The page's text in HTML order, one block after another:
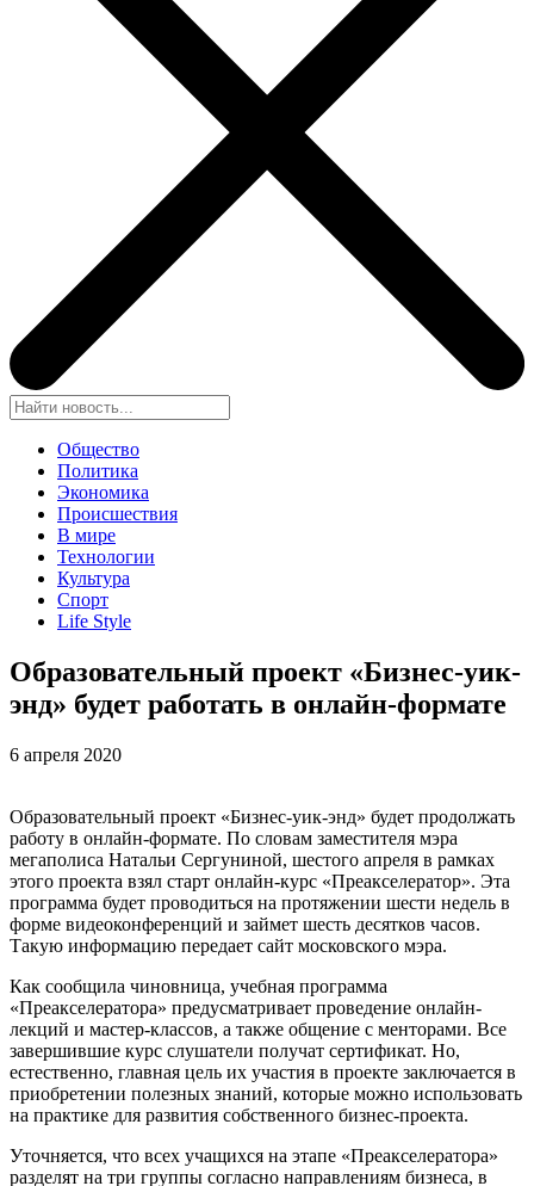
Общество
Политика
Экономика
Происшествия
В мире
Технологии
Культура
Спорт
Life Style
Образовательный проект «Бизнес-уик-
энд» будет работать в онлайн-формате
6 апреля 2020
Образовательный проект «Бизнес-уик-энд» будет продолжать
работу в онлайн-формате. По словам заместителя мэра
мегаполиса Натальи Сергуниной, шестого апреля в рамках
этого проекта взял старт онлайн-курс «Преакселератор». Эта
программа будет проводиться на протяжении шести недель в
форме видеоконференций и займет шесть десятков часов.
Такую информацию передает сайт московского мэра.
Как сообщила чиновница, учебная программа
«Преакселератора» предусматривает проведение онлайн-
лекций и мастер-классов, а также общение с менторами. Все
завершившие курс слушатели получат сертификат. Но,
естественно, главная цель их участия в проекте заключается в
приобретении полезных знаний, которые можно использовать
на практике для развития собственного бизнес-проекта.
Уточняется, что всех учащихся на этапе «Преакселератора»
разделят на три группы согласно направлениям бизнеса, в